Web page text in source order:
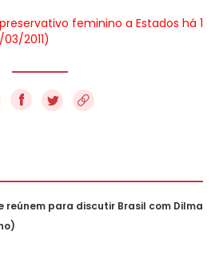
feminino a Estados há 1
2011)
f
reúnem para discutir Brasil com Dilma